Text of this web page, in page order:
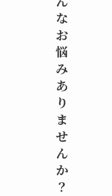
な
お
悩
み
あ
り
ま
せ
ん
か
？